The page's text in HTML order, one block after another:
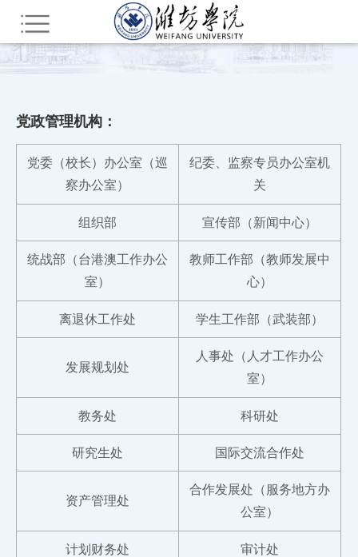
党政管理机构：
党委（校长）办公室（巡
察办公室）
纪委、监察专员办公室机
关
组织部 宣传部（新闻中心）
统战部（台港澳工作办公
室）
教师工作部（教师发展中
心）
离退休工作处 学生工作部（武装部）
发展规划处
人事处（人才工作办公
室）
教务处 科研处
研究生处 国际交流合作处
资产管理处
合作发展处（服务地方办
公室）
计划财务处 审计处